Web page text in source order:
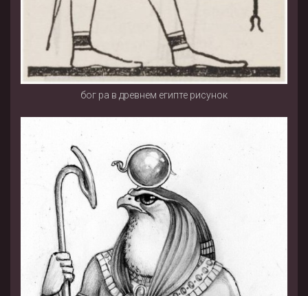
бог ра в древнем египте рисунок